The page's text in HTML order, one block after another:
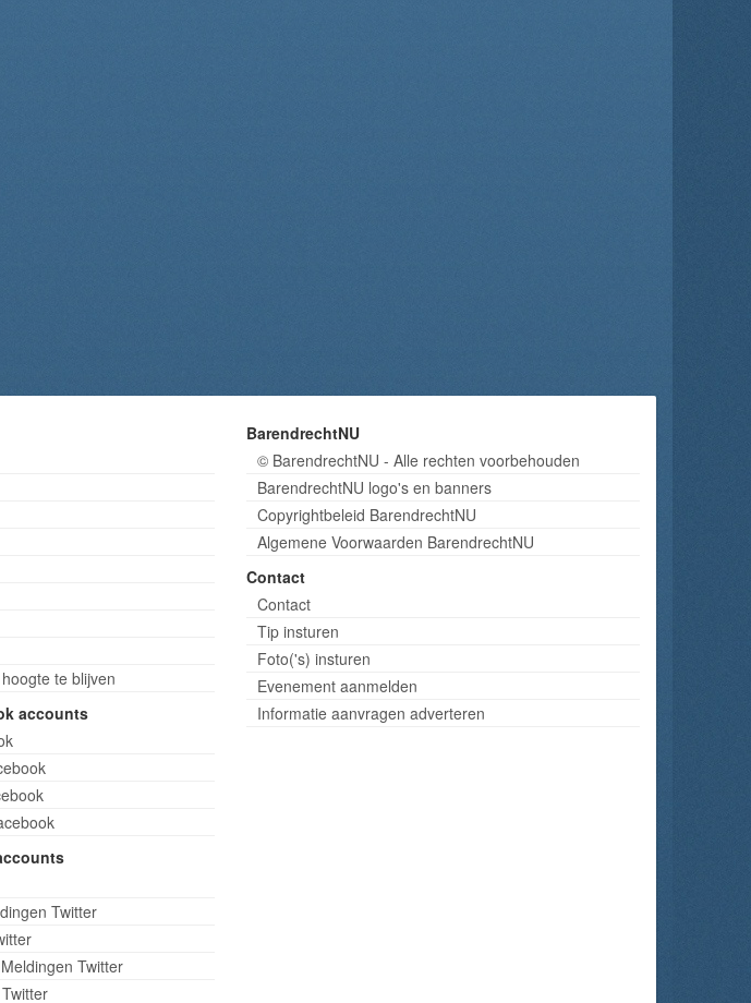
te blijven
accounts
Twitter
Twitter
BarendrechtNU
© BarendrechtNU - Alle rechten voorbehouden
BarendrechtNU logo's en banners
Copyrightbeleid BarendrechtNU
Algemene Voorwaarden BarendrechtNU
Contact
Contact
Tip insturen
Foto('s) insturen
Evenement aanmelden
Informatie aanvragen adverteren